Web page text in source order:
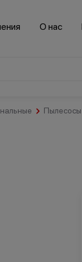
О нас